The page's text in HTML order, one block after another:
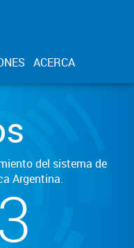
ACERCA
del sistema de
Argentina.